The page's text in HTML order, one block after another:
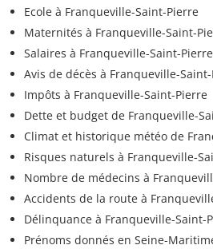
Ecole à Franqueville-Saint-Pierre
Maternités à Franqueville-Saint-
Salaires à Franqueville-Saint-Pierre
Avis de décès à Franqueville-
Impôts à Franqueville-Saint-Pierre
Dette et budget de Franqueville-
Climat et historique météo de
Risques naturels à Franqueville-
Nombre de médecins à
Accidents de la route à
Délinquance à Franqueville-Saint-
Prénoms donnés en Seine-